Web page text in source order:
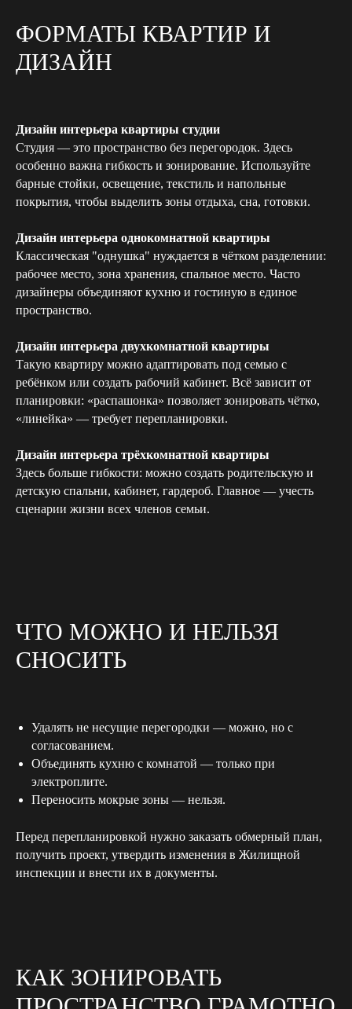
ФОРМАТЫ КВАРТИР И
ДИЗАЙН
Дизайн интерьера квартиры студии
Студия — это пространство без перегородок. Здесь
особенно важна гибкость и зонирование. Используйте
барные стойки, освещение, текстиль и напольные
покрытия, чтобы выделить зоны отдыха, сна, готовки.
Дизайн интерьера однокомнатной квартиры
Классическая "однушка" нуждается в чётком разделении:
рабочее место, зона хранения, спальное место. Часто
дизайнеры объединяют кухню и гостиную в единое
пространство.
Дизайн интерьера двухкомнатной квартиры
Такую квартиру можно адаптировать под семью с
ребёнком или создать рабочий кабинет. Всё зависит от
планировки: «распашонка» позволяет зонировать чётко,
«линейка» — требует перепланировки.
Дизайн интерьера трёхкомнатной квартиры
Здесь больше гибкости: можно создать родительскую и
детскую спальни, кабинет, гардероб. Главное — учесть
сценарии жизни всех членов семьи.
ЧТО МОЖНО И НЕЛЬЗЯ
СНОСИТЬ
Удалять не несущие перегородки — можно, но с
согласованием.
Объединять кухню с комнатой — только при
электроплите.
Переносить мокрые зоны — нельзя.
Перед перепланировкой нужно заказать обмерный план,
получить проект, утвердить изменения в Жилищной
инспекции и внести их в документы.
КАК ЗОНИРОВАТЬ